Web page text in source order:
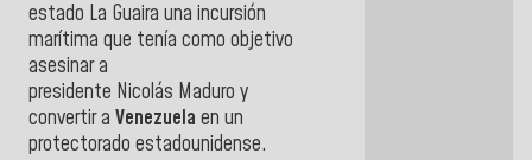
estado La Guaira una incursión
marítima que tenía como objetivo
asesinar a
presidente Nicolás Maduro y
convertir a Venezuela en un
protectorado estadounidense.